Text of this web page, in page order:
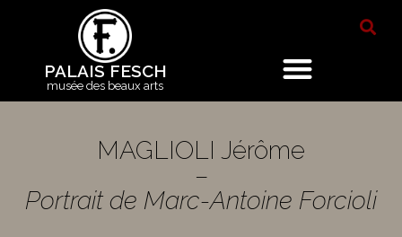
PALAIS FESCH
musée des beaux arts
MAGLIOLI Jérôme
–
Portrait de Marc-Antoine Forcioli